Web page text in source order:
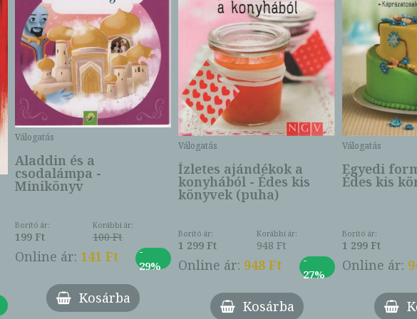
Válogatás
Aladdin és a
csodalámpa -
Minikönyv
Borító ár:
199 Ft
Korábbi ár:
100 Ft
Online ár: 141 Ft
-
29%
Kosárba
Válogatás
Ízletes ajándékok a
konyhából - Édes kis
könyvek (puha)
Borító ár:
1 299 Ft
Korábbi ár:
948 Ft
Online ár: 948 Ft
-
27%
Kosárba
Válogatás
Egyedi
Édes kis
Borító ár:
1 299 Ft
Online ár: